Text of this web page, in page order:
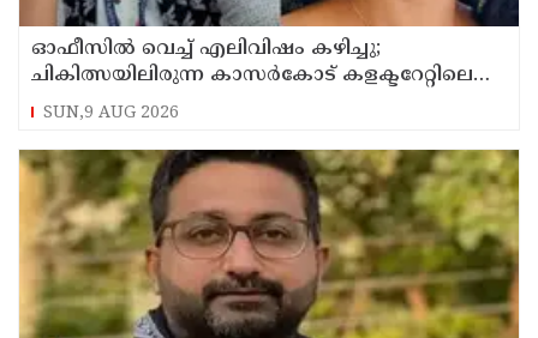
ഓഫീസില്‍ വെച്ച് എലിവിഷം കഴിച്ചു;
ചികിത്സയിലിരുന്ന കാസര്‍കോട് കളക്ടറേറ്റിലെ
സീനിയര്‍ ക്ലര്‍ക്ക് മരിച്ചു
SUN,9 AUG 2026